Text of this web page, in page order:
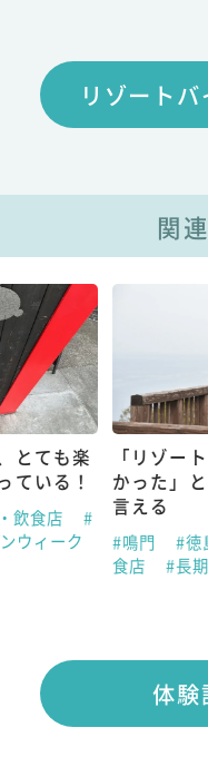
リゾート
関
とても楽
ている！
飲食店
#
ウィーク
「リゾー
かった」
言える
#鳴門 #徳
食店
#長期
体験